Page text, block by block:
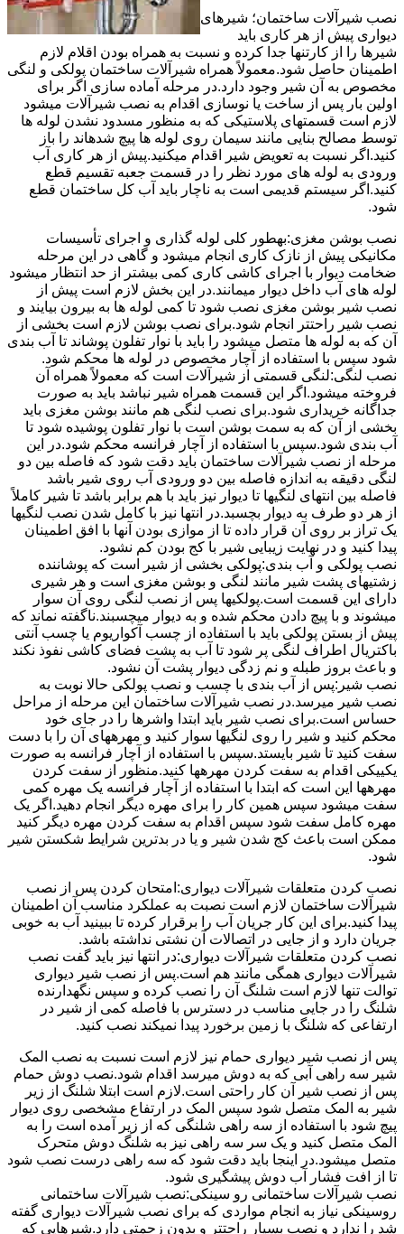
نصب شیرآلات ساختمان؛ شیرهای
دیواری پیش از هر کاری باید
شیرها را از کارتنها جدا کرده و نسبت به همراه بودن اقلام لازم
اطمینان حاصل شود.معمولاً همراه شیرآلات ساختمان پولکی و لنگی
مخصوص به آن شیر وجود دارد.در مرحله آماده سازی اگر برای
اولین بار پس از ساخت یا نوسازی اقدام به نصب شیرآلات میشود
لازم است قسمتهای پلاستیکی که به منظور مسدود نشدن لوله ها
توسط مصالح بنایی مانند سیمان روی لوله ها پیچ شدهاند را باز
کنید.اگر نسبت به تعویض شیر اقدام میکنید.پیش از هر کاری آب
ورودی به لوله های مورد نظر را در قسمت جعبه تقسیم قطع
کنید.اگر سیستم قدیمی است به ناچار باید آب کل ساختمان قطع
شود.
نصب بوشن مغزی:بهطور کلی لوله گذاری و اجرای تأسیسات
مکانیکی پیش از نازک کاری انجام میشود و گاهی در این مرحله
ضخامت دیوار با اجرای کاشی کاری کمی بیشتر از حد انتظار میشود
لوله های آب داخل دیوار میمانند.در این بخش لازم است پیش از
نصب شیر بوشن مغزی نصب شود تا کمی لوله ها به بیرون بیایند و
نصب شیر راحتتر انجام شود.برای نصب بوشن لازم است بخشی از
آن که به لوله ها متصل میشود را باید با نوار تفلون پوشاند تا آب بندی
شود سپس با استفاده از آچار مخصوص در لوله ها محکم شود.
نصب لنگی:لنگی قسمتی از شیرآلات است که معمولاً همراه آن
فروخته میشود.اگر این قسمت همراه شیر نباشد باید به صورت
جداگانه خریداری شود.برای نصب لنگی هم مانند بوشن مغزی باید
بخشی از آن که به سمت بوشن است با نوار تفلون پوشیده شود تا
آب بندی شود.سپس با استفاده از آچار فرانسه محکم شود.در این
مرحله از نصب شیرآلات ساختمان باید دقت شود که فاصله بین دو
لنگی دقیقه به اندازه فاصله بین دو ورودی آب روی شیر باشد
فاصله بین انتهای لنگیها تا دیوار نیز باید با هم برابر باشد تا شیر کاملاً
از هر دو طرف به دیوار بچسبد.در انتها نیز با کامل شدن نصب لنگیها
یک تراز بر روی آن قرار داده تا از موازی بودن آنها با افق اطمینان
پیدا کنید و در نهایت زیبایی شیر با کج بودن کم نشود.
نصب پولکی و آب بندی:پولکی بخشی از شیر است که پوشاننده
زشتیهای پشت شیر مانند لنگی و بوشن مغزی است و هر شیری
دارای این قسمت است.پولکیها پس از نصب لنگی روی آن سوار
میشوند و با پیچ دادن محکم شده و به دیوار میچسبند.ناگفته نماند که
پیش از بستن پولکی باید با استفاده از چسب آکواریوم یا چسب آنتی
باکتریال اطراف لنگی پر شود تا آب به پشت فضای کاشی نفوذ نکند
و باعث بروز طبله و نم زدگی دیوار پشت آن نشود.
نصب شیر:پس از آب بندی با چسب و نصب پولکی حالا نوبت به
نصب شیر میرسد.در نصب شیرآلات ساختمان این مرحله از مراحل
حساس است.برای نصب شیر باید ابتدا واشرها را در جای خود
محکم کنید و شیر را روی لنگیها سوار کنید و مهرههای آن را با دست
سفت کنید تا شیر بایستد.سپس با استفاده از آچار فرانسه به صورت
یکییکی اقدام به سفت کردن مهرهها کنید.منظور از سفت کردن
مهرهها این است که ابتدا با استفاده از آچار فرانسه یک مهره کمی
سفت میشود سپس همین کار را برای مهره دیگر انجام دهید.اگر یک
مهره کامل سفت شود سپس اقدام به سفت کردن مهره دیگر کنید
ممکن است باعث کج شدن شیر و یا در بدترین شرایط شکستن شیر
شود.
نصب کردن متعلقات شیرآلات دیواری:امتحان کردن پس از نصب
شیرآلات ساختمان لازم است نصبت به عملکرد مناسب آن اطمینان
پیدا کنید.برای این کار جریان آب را برقرار کرده تا ببینید آب به خوبی
جریان دارد و از جایی در اتصالات آن نشتی نداشته باشد.
نصب کردن متعلقات شیرآلات دیواری:در انتها نیز باید گفت نصب
شیرآلات دیواری همگی مانند هم است.پس از نصب شیر دیواری
توالت تنها لازم است شلنگ آن را نصب کرده و سپس نگهدارنده
شلنگ را در جایی مناسب در دسترس با فاصله کمی از شیر در
ارتفاعی که شلنگ با زمین برخورد پیدا نمیکند نصب کنید.
پس از نصب شیر دیواری حمام نیز لازم است نسبت به نصب المک
شیر سه راهی آبی که به دوش میرسد اقدام شود.نصب دوش حمام
پس از نصب شیر آن کار راحتی است.لازم است ابتلا شلنگ از زیر
شیر به المک متصل شود سپس المک در ارتفاع مشخصی روی دیوار
پیچ شود با استفاده از سه راهی شلنگی که از زیر آمده است را به
المک متصل کنید و یک سر سه راهی نیز به شلنگ دوش متحرک
متصل میشود.در اینجا باید دقت شود که سه راهی درست نصب شود
تا از افت فشار آب دوش پیشگیری شود.
نصب شیرآلات ساختمانی رو سینکی:نصب شیرآلات ساختمانی
روسینکی نیاز به انجام مواردی که برای نصب شیرآلات دیواری گفته
شد را ندارد و نصب بسیار راحتتر و بدون زحمتی دارد.شیرهایی که